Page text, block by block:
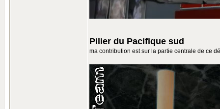
Pilier du Pacifique sud
ma contribution est sur la partie centrale de ce